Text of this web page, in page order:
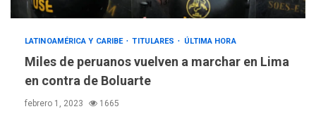
LATINOAMÉRICA Y CARIBE TITULARES ÚLTIMA HORA
Miles de peruanos vuelven a marchar en Lima
en contra de Boluarte
febrero 1, 2023 1665
3
monitorear proceso de
4
POLÍTICA
TITULARES
Gobierno y AN2015 en